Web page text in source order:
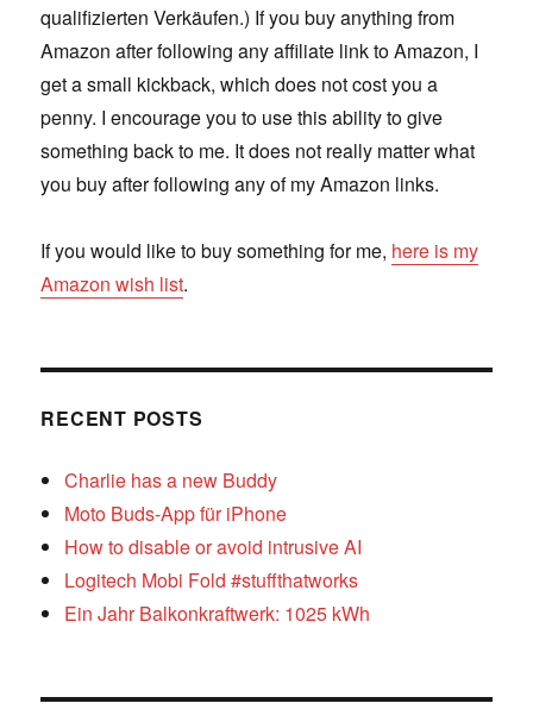
qualifizierten Verkäufen.) If you buy anything from
Amazon after following any affiliate link to Amazon, I
get a small kickback, which does not cost you a
penny. I encourage you to use this ability to give
something back to me. It does not really matter what
you buy after following any of my Amazon links.
If you would like to buy something for me, here is my
Amazon wish list.
RECENT POSTS
Charlie has a new Buddy
Moto Buds-App für iPhone
How to disable or avoid intrusive AI
Logitech Mobi Fold #stuffthatworks
Ein Jahr Balkonkraftwerk: 1025 kWh